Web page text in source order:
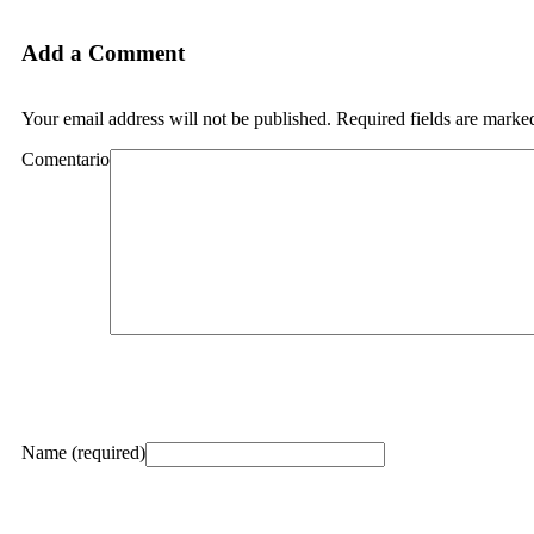
Add a Comment
Your email address will not be published. Required fields are
Name (required)
Comentario